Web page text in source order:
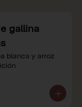
gallina
blanca y arroz
expresados en
de ley y